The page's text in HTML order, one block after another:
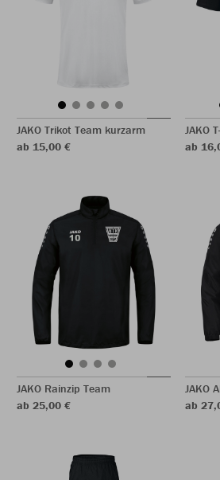
JAKO Trikot Team kurzarm
ab 15,00 €
JAKO
ab
JAKO Rainzip Team
ab 25,00 €
JAKO
ab